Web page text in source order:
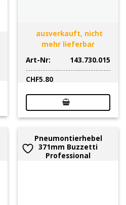
ausverkauft, nicht
mehr lieferbar
Art-Nr:
143.730.015
CHF5.80
Pneumontierhebel
371mm Buzzetti
Professional